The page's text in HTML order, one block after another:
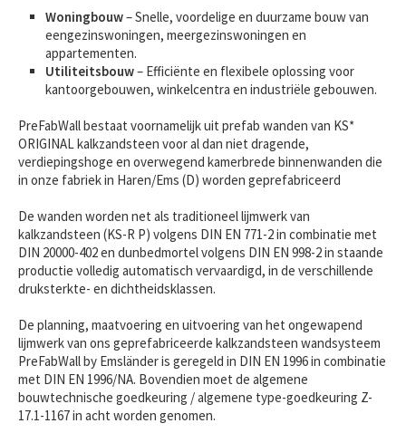
Woningbouw– Snelle, voordelige en duurzame bouw van
eengezinswoningen, meergezinswoningen en
appartementen.
Utiliteitsbouw– Efficiënte en flexibele oplossing voor
kantoorgebouwen, winkelcentra en industriële gebouwen.
PreFabWall bestaat voornamelijk uit prefab wanden van KS*
ORIGINAL kalkzandsteen voor al dan niet dragende,
verdiepingshoge en overwegend kamerbrede binnenwanden die
in onze fabriek in Haren/Ems (D) worden geprefabriceerd
De wanden worden net als traditioneel lijmwerk van
kalkzandsteen (KS-R P) volgens DIN EN 771-2 in combinatie met
DIN 20000-402 en dunbedmortel volgens DIN EN 998-2 in staande
productie volledig automatisch vervaardigd, in de verschillende
druksterkte- en dichtheidsklassen.
De planning, maatvoering en uitvoering van het ongewapend
lijmwerk van ons geprefabriceerde kalkzandsteen wandsysteem
PreFabWall by Emsländer is geregeld in DIN EN 1996 in combinatie
met DIN EN 1996/NA. Bovendien moet de algemene
bouwtechnische goedkeuring / algemene type-goedkeuring Z-
17.1-1167 in acht worden genomen.